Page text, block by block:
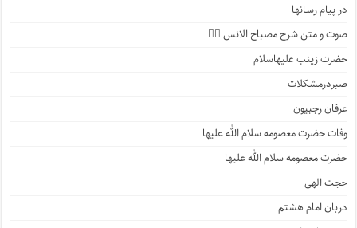
در پیام رسانها
صوت و متن شرح مصباح الانس ۵️⃣
حضرت زینب علیهاسلام
صبردرمشکلات
عرفان رجبیون
وفات حضرت معصومه سلام الله علیها
حضرت معصومه سلام الله علیها
حجت الهی
دربان امام هشتم